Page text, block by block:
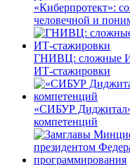
«Киберпротект»:
человечной и
ГНИВЦ: сложные
ИТ‑стажировки
«СИБУР
компетенций